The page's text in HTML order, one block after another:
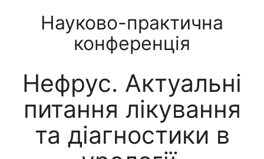
Науково-практична
конференція
Нефрус. Актуальні
питання лікування
та діагностики в